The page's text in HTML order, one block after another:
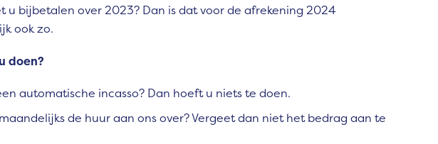
u bijbetalen over 2023? Dan is dat voor de afrekening 2024
ook zo.
doen?
automatische incasso? Dan hoeft u niets te doen.
de huur aan ons over? Vergeet dan niet het bedrag aan te